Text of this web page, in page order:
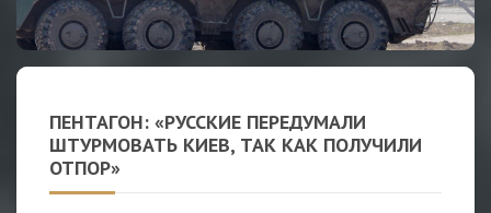
ПЕНТАГОН: «РУССКИЕ ПЕРЕДУМАЛИ
ШТУРМОВАТЬ КИЕВ, ТАК КАК ПОЛУЧИЛИ
ОТПОР»